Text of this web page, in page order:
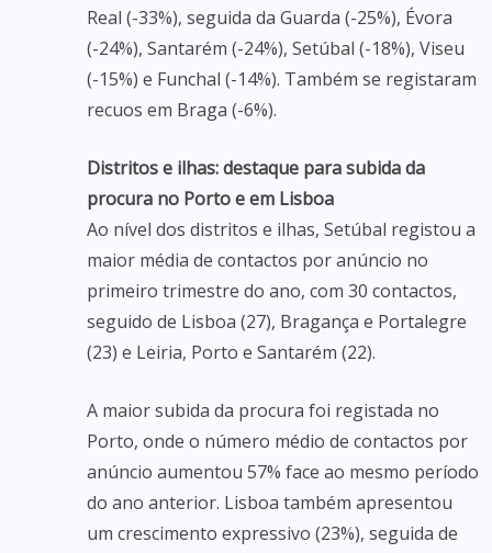
Real (-33%), seguida da Guarda (-25%), Évora
(-24%), Santarém (-24%), Setúbal (-18%), Viseu
(-15%) e Funchal (-14%). Também se registaram
recuos em Braga (-6%).
Distritos e ilhas: destaque para subida da
procura no Porto e em Lisboa
Ao nível dos distritos e ilhas, Setúbal registou a
maior média de contactos por anúncio no
primeiro trimestre do ano, com 30 contactos,
seguido de Lisboa (27), Bragança e Portalegre
(23) e Leiria, Porto e Santarém (22).
A maior subida da procura foi registada no
Porto, onde o número médio de contactos por
anúncio aumentou 57% face ao mesmo período
do ano anterior. Lisboa também apresentou
um crescimento expressivo (23%), seguida de